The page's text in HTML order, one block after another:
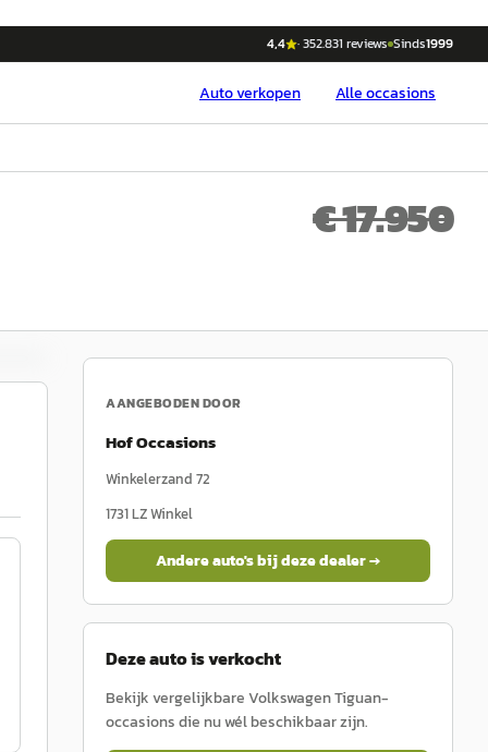
4,4 ·352.831 reviews Sinds1999
Autoverkopen Alle occasions
€ 17.950
AANGEBODEN DOOR
Hof Occasions
Winkelerzand 72
1731 LZWinkel
Andere auto's bij deze dealer →
Deze auto is verkocht
Bekijk vergelijkbareVolkswagenTiguan-
occasions die nu wél beschikbaar zijn.